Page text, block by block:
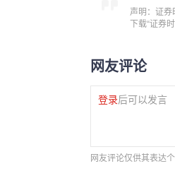
声明：证
下载“证券
网友评论
登录后可以发言
网友评论仅供其表达